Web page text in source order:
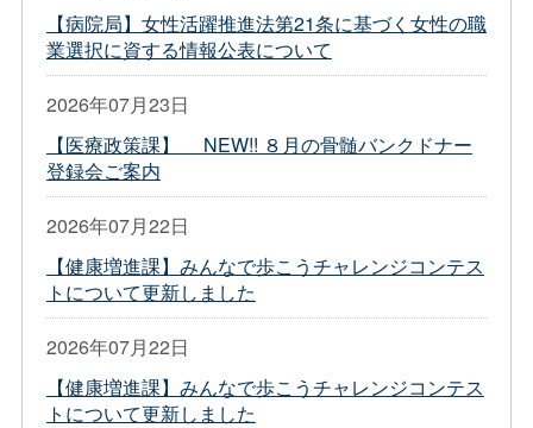
【病院局】女性活躍推進法第21条に基づく女性の職
業選択に資する情報公表について
2026年07月23日
【医療政策課】 NEW!! ８月の骨髄バンクドナー
登録会ご案内
2026年07月22日
【健康増進課】みんなで歩こうチャレンジコンテス
トについて更新しました
2026年07月22日
【健康増進課】みんなで歩こうチャレンジコンテス
トについて更新しました